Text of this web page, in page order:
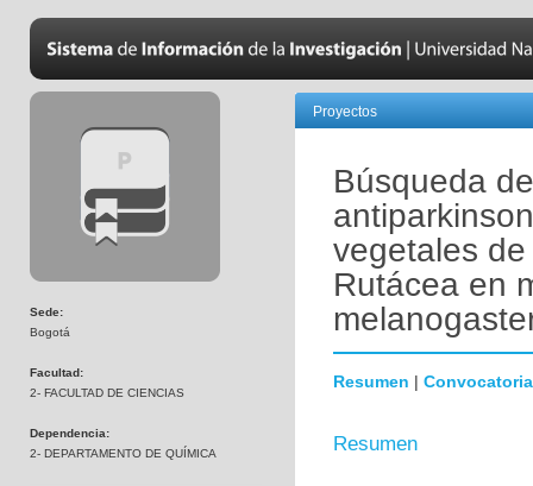
Sede:
Bogotá
Facultad:
2- FACULTAD DE CIENCIAS
Dependencia:
2- DEPARTAMENTO DE QUÍMICA
Proyectos
Búsqueda
vegetales
Rutácea en
Resumen | Convocatoria
Resumen